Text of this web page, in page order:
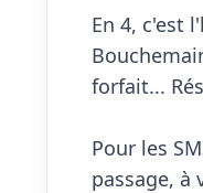
En 4, c'est
forfait...
Pour les
passage, à